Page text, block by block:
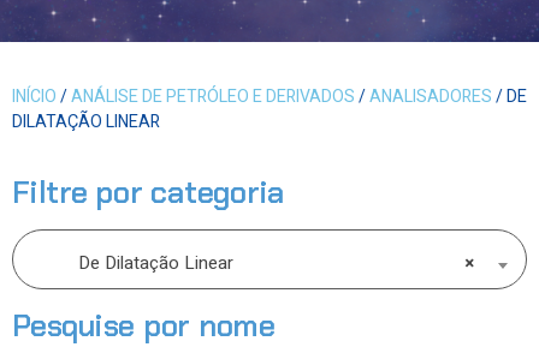
INÍCIO/ANÁLISE DE PETRÓLEO E DERIVADOS/ANALISADORES/ DE
DILATAÇÃO LINEAR
Filtre por categoria
×
De Dilatação Linear
Pesquise por nome